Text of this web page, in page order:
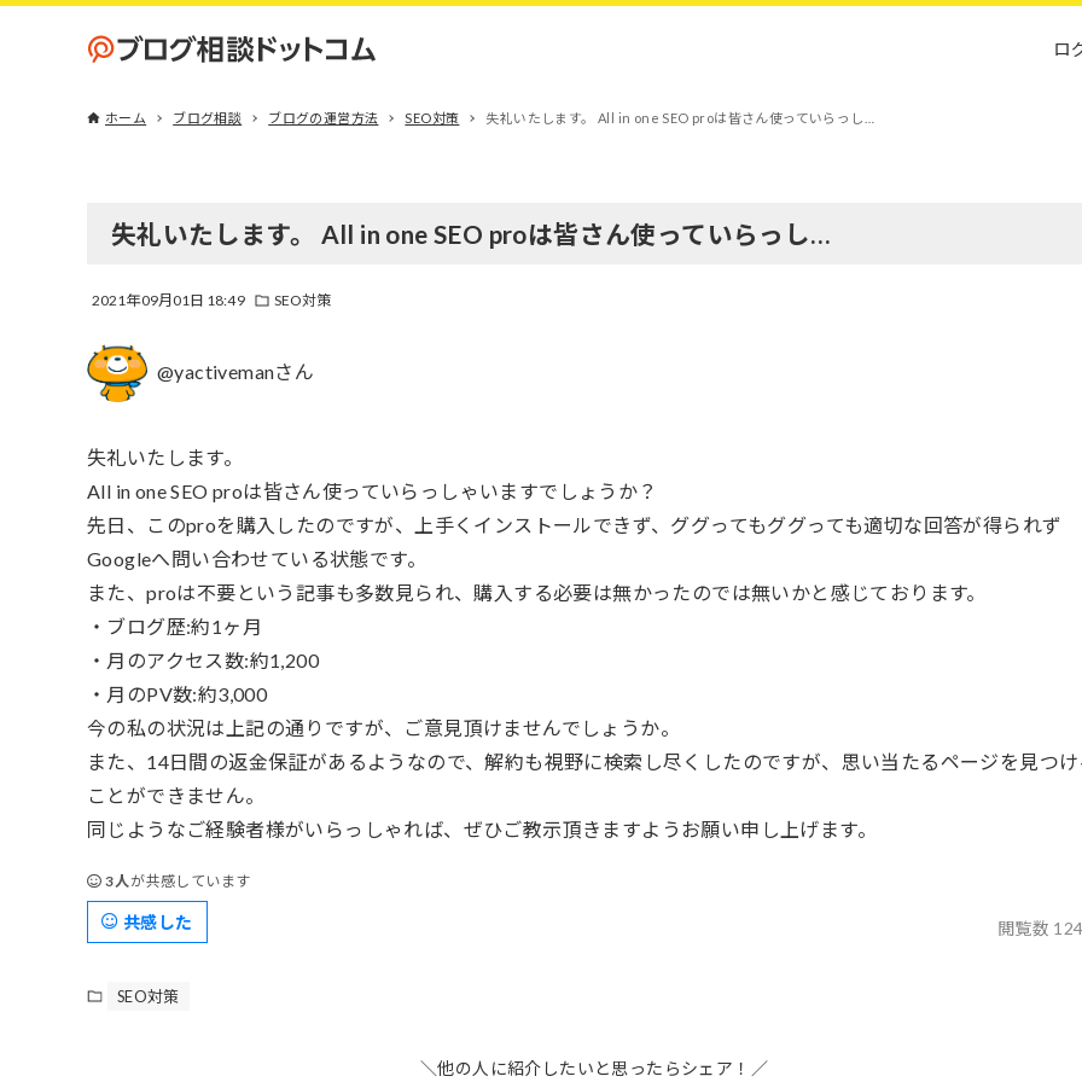
ロ
ホーム ブログ相談 ブログの運営方法 SEO対策 失礼いたします。 All in one SEO proは皆さん使っていらっし…
失礼いたします。 All in one SEO proは皆さん使っていらっし…
2021年09月01日 18:49 SEO対策
@yactivemanさん
失礼いたします。
All in one SEO proは皆さん使っていらっしゃいますでしょうか？
先日、このproを購入したのですが、上手くインストールできず、ググってもググっても適切な回答が得られず
Googleへ問い合わせている状態です。
また、proは不要という記事も多数見られ、購入する必要は無かったのでは無いかと感じております。
・ブログ歴:約1ヶ月
・月のアクセス数:約1,200
・月のPV数:約3,000
今の私の状況は上記の通りですが、ご意見頂けませんでしょうか。
また、14日間の返金保証があるようなので、解約も視野に検索し尽くしたのですが、思い当たるページを見つ
ことができません。
同じようなご経験者様がいらっしゃれば、ぜひご教示頂きますようお願い申し上げます。
閲覧数
3人が共感しています
共感した
SEO対策
＼他の人に紹介したいと思ったらシェア！／